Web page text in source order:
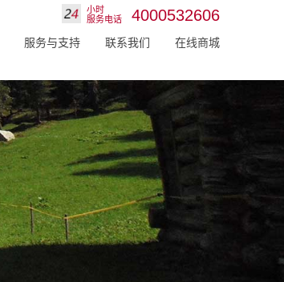
小时
服务电话 4000532606
服务与支持 联系我们 在线商城